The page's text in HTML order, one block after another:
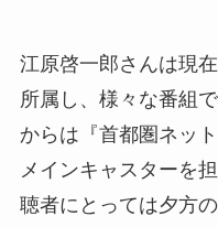
江原啓一郎さんは現
所属し、様々な番組
からは『首都圏ネッ
メインキャスターを
聴者にとっては夕方